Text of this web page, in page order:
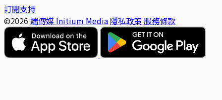
訂閱支持
©2026 端傳媒 Initium Media 隱私政策 服務條款